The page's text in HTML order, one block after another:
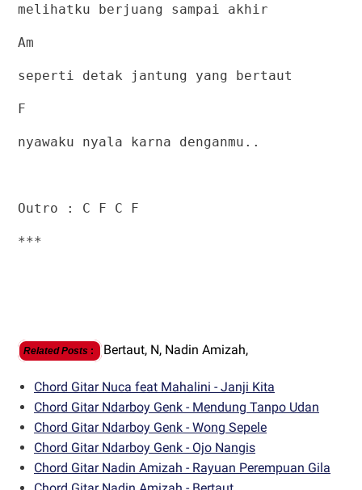
melihatku berjuang sampai akhir
Am
seperti detak jantung yang bertaut
F
nyawaku nyala karna denganmu..
Outro : C F C F
***
Related Posts : Bertaut, N, Nadin Amizah,
Chord Gitar Nuca feat Mahalini - Janji Kita
Chord Gitar Ndarboy Genk - Mendung Tanpo Udan
Chord Gitar Ndarboy Genk - Wong Sepele
Chord Gitar Ndarboy Genk - Ojo Nangis
Chord Gitar Nadin Amizah - Rayuan Perempuan Gila